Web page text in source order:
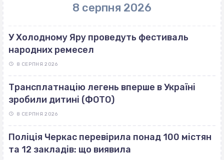
8 серпня 2026
У Холодному Яру проведуть фестиваль
народних ремесел
8 СЕРПНЯ 2026
Трансплатнацію легень вперше в Україні
зробили дитині (ФОТО)
8 СЕРПНЯ 2026
Поліція Черкас перевірила понад 100 містян
та 12 закладів: що виявила